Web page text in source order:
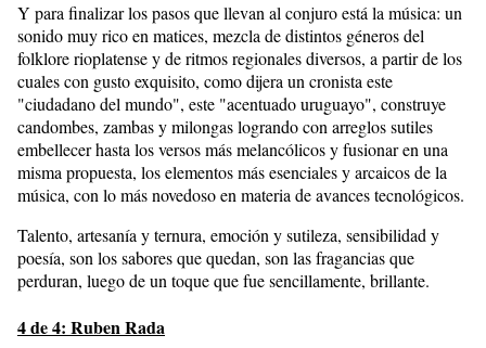
Y para finalizar los pasos que llevan al conjuro está la música: un
sonido muy rico en matices, mezcla de distintos géneros del
folklore rioplatense y de ritmos regionales diversos, a partir de los
cuales con gusto exquisito, como dijera un cronista este
"ciudadano del mundo", este "acentuado uruguayo", construye
candombes, zambas y milongas logrando con arreglos sutiles
embellecer hasta los versos más melancólicos y fusionar en una
misma propuesta, los elementos más esenciales y arcaicos de la
música, con lo más novedoso en materia de avances tecnológicos.
Talento, artesanía y ternura, emoción y sutileza, sensibilidad y
poesía, son los sabores que quedan, son las fragancias que
perduran, luego de un toque que fue sencillamente, brillante.
4 de 4: Ruben Rada